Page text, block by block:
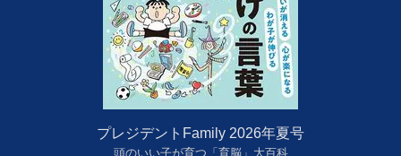
プレジデントFamily 2026年夏号
頭のいい子が育つ「育脳」大百科